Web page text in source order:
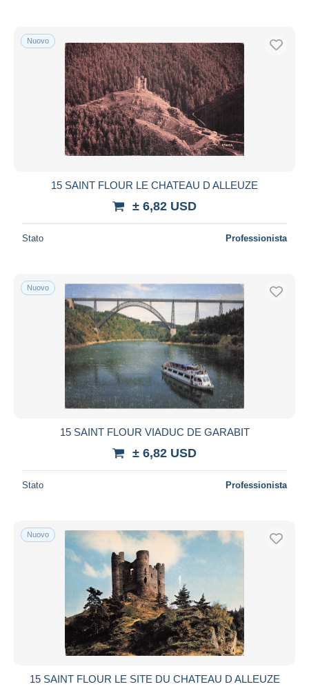
Nuovo
15 SAINT FLOUR LE CHATEAU D ALLEUZE
± 6,82 USD
Stato Professionista
Nuovo
15 SAINT FLOUR VIADUC DE GARABIT
± 6,82 USD
Stato Professionista
Nuovo
15 SAINT FLOUR LE SITE DU CHATEAU D ALLEUZE